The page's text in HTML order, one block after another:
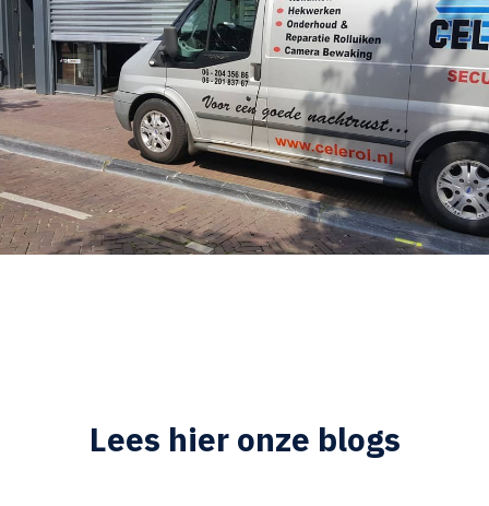
Lees hier onze blogs